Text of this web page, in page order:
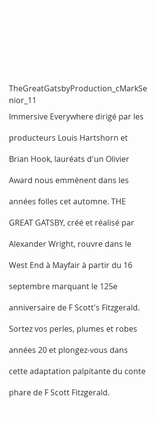
TheGreatGatsbyProduction_cMarkSe
nior_11
Immersive Everywhere dirigé par les
producteurs Louis Hartshorn et
Brian Hook, lauréats d'un Olivier
Award nous emmènent dans les
années folles cet automne. THE
GREAT GATSBY, créé et réalisé par
Alexander Wright, rouvre dans le
West End à Mayfair à partir du 16
septembre marquant le 125e
anniversaire de F Scott's Fitzgerald.
Sortez vos perles, plumes et robes
années 20 et plongez-vous dans
cette adaptation palpitante du conte
phare de F Scott Fitzgerald.